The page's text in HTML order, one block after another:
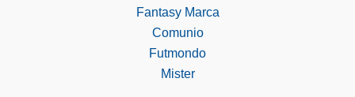
Fantasy Marca
Comunio
Futmondo
Mister